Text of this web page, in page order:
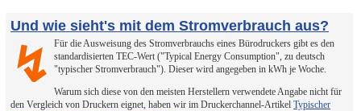
Und wie sieht's mit dem Stromverbrauch aus?
↯
Für die Ausweisung des Stromverbrauchs eines Bürodruckers gibt es den
standardisierten TEC-Wert ("Typical Energy Consumption", zu deutsch
"typischer Stromverbrauch"). Dieser wird angegeben in kWh je Woche.
Warum sich diese von den meisten Herstellern verwendete Angabe nicht für
den Vergleich von Druckern eignet, haben wir im Druckerchannel-Artikel Typischer